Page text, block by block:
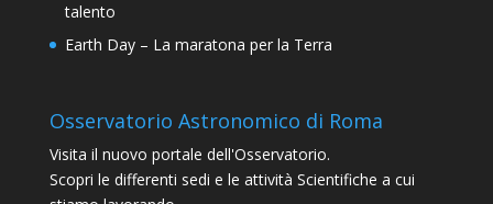
talento
Earth Day – La maratona per la Terra
Osservatorio Astronomico di Roma
Visita il nuovo portale dell'Osservatorio.
Scopri le differenti sedi e le attività Scientifiche a cui